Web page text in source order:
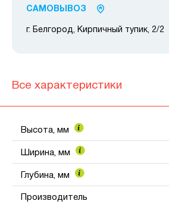
САМОВЫВОЗ
г. Белгород, Кирпичный тупик, 2/2
Все характеристики
Высота, мм
Ширина, мм
Глубина, мм
Производитель